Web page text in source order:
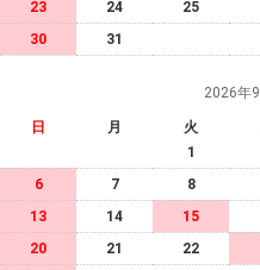
23
24 25
30
31
2026年
日 月 火
1
6
7 8
13
14 15
20
21 22